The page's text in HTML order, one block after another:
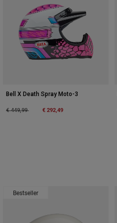
Bell X Death Spray Moto-3
Price reduced from
€ 449,99to € 292,49
Bestseller